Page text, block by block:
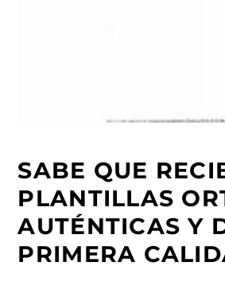
SABE QUE
PLANTILLAS
AUTÉNTICAS Y
PRIMERA